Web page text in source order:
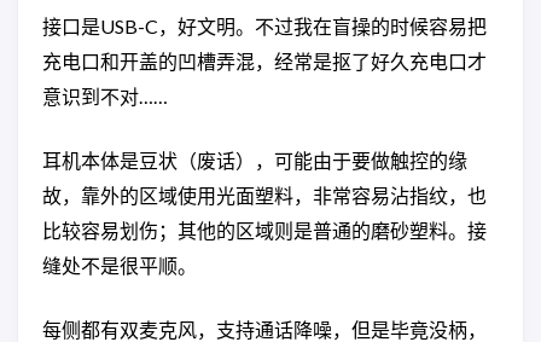
接口是USB-C，好文明。不过我在盲操的时候容易把
充电口和开盖的凹槽弄混，经常是抠了好久充电口才
意识到不对……
耳机本体是豆状（废话），可能由于要做触控的缘
故，靠外的区域使用光面塑料，非常容易沾指纹，也
比较容易划伤；其他的区域则是普通的磨砂塑料。接
缝处不是很平顺。
每侧都有双麦克风，支持通话降噪，但是毕竟没柄，